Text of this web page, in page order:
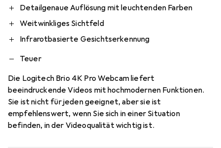
Detailgenaue Auflösung mit leuchtenden Farben
Weitwinkliges Sichtfeld
Infrarotbasierte Gesichtserkennung
Teuer
Die Logitech Brio 4K Pro Webcam liefert
beeindruckende Videos mit hochmodernen Funktionen.
Sie ist nicht für jeden geeignet, aber sie ist
empfehlenswert, wenn Sie sich in einer Situation
befinden, in der Videoqualität wichtig ist.